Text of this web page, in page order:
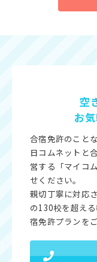
空
お
合宿免許のこと
日コムネットと
営する「マイコ
せください。
親切丁寧に対応
の130校を超え
宿免許プランを